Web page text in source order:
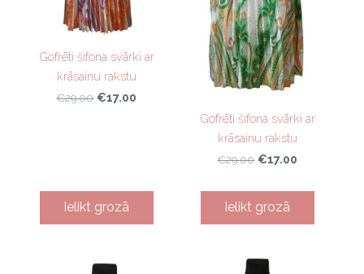
Gofrēti šifona svārki ar
krāsainu rakstu
€29.00 €17.00
Ielikt grozā
Gofrēti šifona svārki ar
krāsainu rakstu
€29.00 €17.00
Ielikt grozā